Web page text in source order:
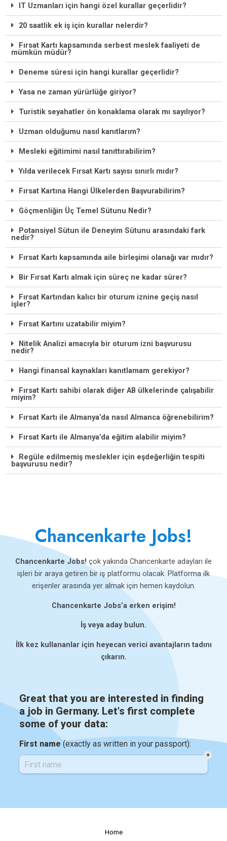
IT Uzmanları için hangi özel kurallar geçerlidir?
20 saatlik ek iş için kurallar nelerdir?
Fırsat Kartı kapsamında serbest meslek faaliyeti de
mümkün müdür?
Deneme süresi için hangi kurallar geçerlidir?
Yasa ne zaman yürürlüğe giriyor?
Turistik seyahatler ön konaklama olarak mı sayılıyor?
Uzman olduğumu nasıl kanıtlarım?
Mesleki eğitimimi nasıl tanıttırabilirim?
Yılda verilecek Fırsat Kartı sayısı sınırlı mıdır?
Fırsat Kartına Hangi Ülkelerden Başvurabilirim?
Göçmenliğin Üç Temel Sütunu Nedir?
Potansiyel Sütun ile Deneyim Sütunu arasındaki fark
nedir?
Fırsat Kartı kapsamında aile birleşimi olanağı var mıdır?
Bir Fırsat Kartı almak için süreç ne kadar sürer?
Fırsat Kartından kalıcı bir oturum iznine geçiş nasıl
işler?
Fırsat Kartını uzatabilir miyim?
Nitelik Analizi amacıyla bir oturum izni başvurusu
nedir?
Hangi finansal kaynakları kanıtlamam gerekiyor?
Fırsat Kartı sahibi olarak diğer AB ülkelerinde çalışabilir
miyim?
Fırsat Kartı ile Almanya’da nasıl Almanca öğrenebilirim?
Fırsat Kartı ile Almanya’da eğitim alabilir miyim?
Regüle edilmemiş meslekler için eşdeğerliğin tespiti
başvurusu nedir?
Chancenkarte Jobs!
Chancenkarte Jobs! çok yakında Chancenkarte adayları ile
işleri bir araya getiren bir iş platformu olacak. Platforma ilk
erişenler arasında yer almak için hemen kaydolun.
Chancenkarte Jobs’a erken erişim!
İş veya aday bulun.
İlk kez kullananlar için heyecan verici avantajların tadını
çıkarın.
Home